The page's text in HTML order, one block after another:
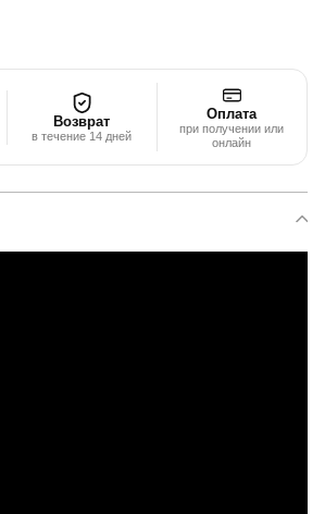
Возврат
в течение 14 дней
Оплата
при получении или
онлайн